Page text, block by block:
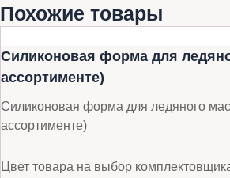
Похожие товары
Силиконовая форма для
ассортименте)
Силиконовая форма для ледяного
ассортименте)
Цвет товара на выбор